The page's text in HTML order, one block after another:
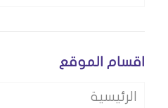
اقسام الموقع
الرئيسية